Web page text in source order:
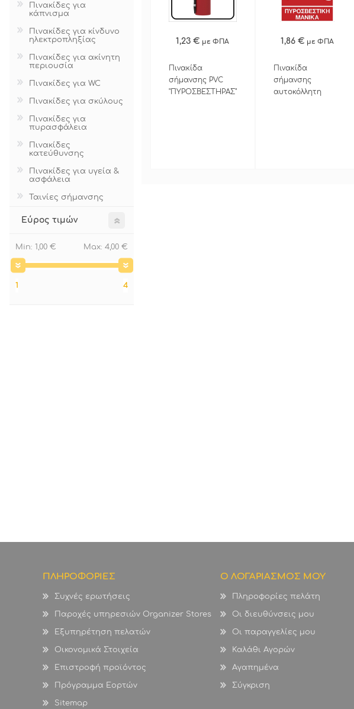
ΓΡΗΓΟΡΗ ΑΓΟΡΑ
1,23 € με ΦΠΑ
Πινακίδα
σήμανσης PVC
"ΠΥΡΟΣΒΕΣΤΗΡΑΣ"
ΓΡΗΓΟΡΗ ΑΓΟΡΑ
1,86 € με ΦΠΑ
Πινακίδα
σήμανσης
αυτοκόλλητη
Πινακίδες για
κάπνισμα
Πινακίδες για κίνδυνο
ηλεκτροπληξίας
Πινακίδες για ακίνητη
περιουσία
Πινακίδες για WC
Πινακίδες για σκύλους
Πινακίδες για
πυρασφάλεια
Πινακίδες
κατεύθυνσης
Πινακίδες για υγεία &
ασφάλεια
Ταινίες σήμανσης
Εύρος τιμών
Min: 1,00 € Max: 4,00 €
1 4
ΠΛΗΡΟΦΟΡΙΕΣ
Συχνές ερωτήσεις
Παροχές υπηρεσιών Organizer Stores
Εξυπηρέτηση πελατών
Οικονομικά Στοιχεία
Επιστροφή προϊόντος
Πρόγραμμα Εορτών
Sitemap
Ο ΛΟΓΑΡΙΑΣΜΟΣ ΜΟΥ
Πληροφορίες πελάτη
Οι διευθύνσεις μου
Οι παραγγελίες μου
Καλάθι Αγορών
Αγαπημένα
Σύγκριση